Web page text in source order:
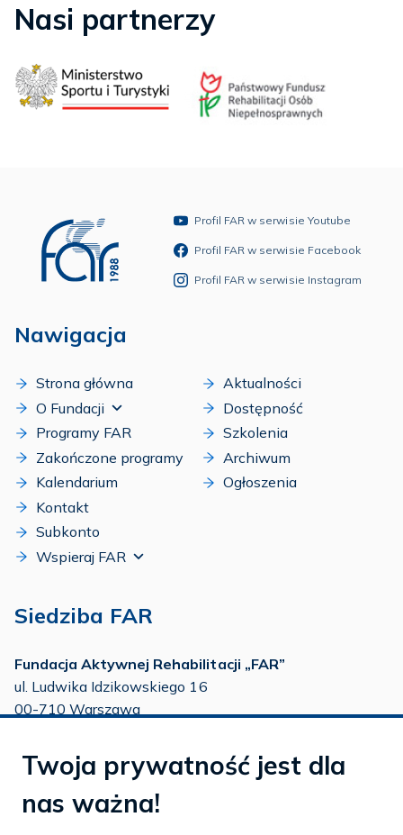
Nasi partnerzy
Profil FAR w serwisie Youtube
Profil FAR w serwisie Facebook
Profil FAR w serwisie Instagram
Nawigacja
Strona główna
O Fundacji
Programy FAR
Zakończone programy
Kalendarium
Kontakt
Subkonto
Wspieraj FAR
Aktualności
Dostępność
Szkolenia
Archiwum
Ogłoszenia
Siedziba FAR
Fundacja Aktywnej Rehabilitacji „FAR”
ul. Ludwika Idzikowskiego 16
00-710 Warszawa
tel.:22 651 88 03
22 858 26 39
tel.:22 642 22 91
Twoja prywatność jest dla
nas ważna!